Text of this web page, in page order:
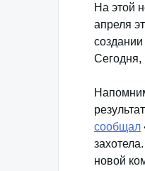
На этой
апреля
Сегодня,
сообщал
новой